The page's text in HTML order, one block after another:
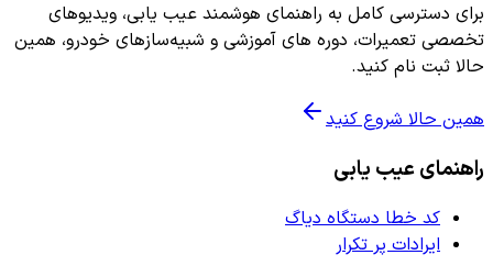
برای دسترسی کامل به راهنمای هوشمند عیب یابی، ویدیوهای
تخصصی تعمیرات، دوره های آموزشی و شبیه‌سازهای خودرو، همین
حالا ثبت نام کنید.
همین حالا شروع کنید
راهنمای عیب یابی
کد خطا دستگاه دیاگ
ایرادات پر تکرار